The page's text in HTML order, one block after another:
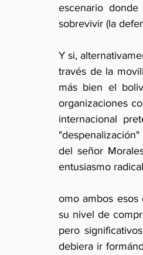
escenario
sobrevivir (la
Y si,
través de la
más bien el
organizaciones
internacional
del señor
entusiasmo
omo ambos esos
su nivel de
pero
debiera ir